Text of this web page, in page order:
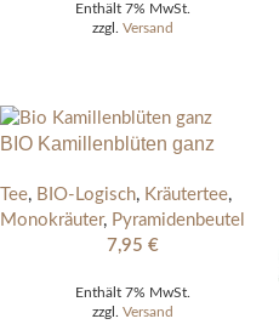
Enthält 7% MwSt.
zzgl. Versand
BIO Kamillenblüten ganz
Tee, BIO-Logisch, Kräutertee,
Monokräuter, Pyramidenbeutel
7,95 €
Enthält 7% MwSt.
zzgl. Versand